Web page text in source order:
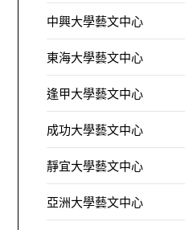
中興大學藝文中心
東海大學藝文中心
逢甲大學藝文中心
成功大學藝文中心
靜宜大學藝文中心
亞洲大學藝文中心